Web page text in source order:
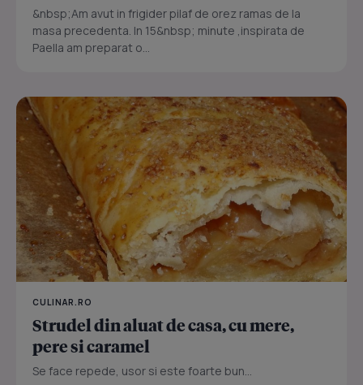
&nbsp;Am avut in frigider pilaf de orez ramas de la
masa precedenta. In 15&nbsp; minute ,inspirata de
Paella am preparat o...
CULINAR.RO
Strudel din aluat de casa, cu mere,
pere si caramel
Se face repede, usor si este foarte bun...